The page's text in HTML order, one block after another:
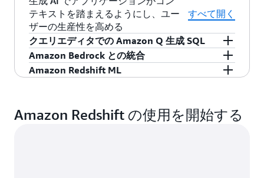
ータをエクスポートすることもできます。
Amazon Redshift からデータレイクにデータをエ
クスポートして戻すと、Amazon Athena、
Amazon EMR、SageMaker などの AWS サービス
を使用してデータをさらに分析できます。
して維持する必要が最小限に抑えられます。
ータアナリストが簡単に取り込みルールを作成
し、Amazon S3 からロードするデータの場所を
設定できます。
ともできます。定義されたマテリアライズドビ
ューを手動で更新して、最新のストリーミング
データを照会できます。
ウスのキャパシティを自動的かつプロアクティ
ブにプロビジョニングおよびスケールし、極め
て要求の厳しいワークロードでも高速なパフォ
ーマンスを実現できます。このシステムは、AI
の手法を使用して、同時実行クエリ、クエリの
ーンを学習します。その後、1 日を通じて継続的
にリソースを調整し、カスタマイズされたパフ
ードの優先順位付けをサポートします。ショー
トクエリアクセラレーション (SQA)
シュボードなどのアプリケーションから高速キ
ューに短いクエリを送信し、大規模なクエリの
背後で長時間にわたって待機するのではなく、
同時実行を動的に管理することで、クエリのス
化されたサーバーレスウェブサービスベースの
アプリケーション、およびイベント駆動アプリ
ケーションを使用してデータに簡単にアクセス
できます。Amazon Redshift Data API は、AWS
SDK でサポートされているプログラミング言語
アクセス、取り込み、送信を簡素化します。
Data API を使用することで、ドライバーを設定
QuickSight、Tableau、Microsoft Power BI、
Alteryx、Querybook、Jupyter Notebook、
Informatica、dbt、MicroStrategy、Looker など
の SQL クライアントツール、ライブラリ、デー
タサイエンスツールに接続したりできます。
テキストを踏まえるようにし、ユー
ザーの生産性を高める
すべて開く
クエリエディタでの Amazon Q 生成 SQL
Amazon Redshift クエリエディタでは、データア
クセス許可の範囲内で正確な SQL コードレコメ
易な英語で記述します。
Amazon Bedrock との統合
Amazon Redshift は Amazon Bedrock とシームレ
を使用して直接生成 AI 機能を実現できます。こ
の統合により、データチームはインフラストラ
Amazon Redshift ML
ト、データサイエンティスト、BI プロフェッシ
ョナル、デベロッパーは SQL を使用して
Amazon Redshift の使用を開始する